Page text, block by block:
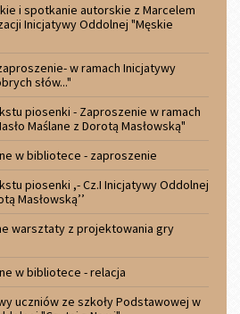
i spotkanie autorskie z Marcelem
Inicjatywy Oddolnej "Męskie
w ramach Inicjatywy
słów..."
piosenki - Zaproszenie w ramach
Maślane z Dorotą Masłowską"
w bibliotece - zaproszenie
piosenki ,- Cz.I Inicjatywy Oddolnej
Masłowską’’
warsztaty z projektowania gry
w bibliotece - relacja
uczniów ze szkoły Podstawowej w